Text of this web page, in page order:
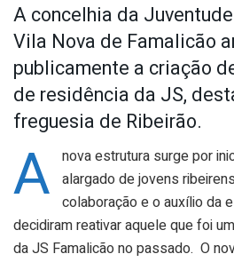
A concelhia da
Vila Nova de Famalicão
publicamente a criação
de residência da JS,
freguesia de Ribeirão.
A nova estrutura surge por
alargado de jovens
colaboração e o auxílio da
decidiram reativar aquele que foi
da JS Famalicão no passado. O